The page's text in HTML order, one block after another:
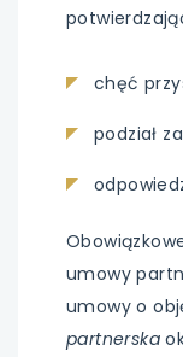
chęć
podział
umowy
umowy o
partnerska